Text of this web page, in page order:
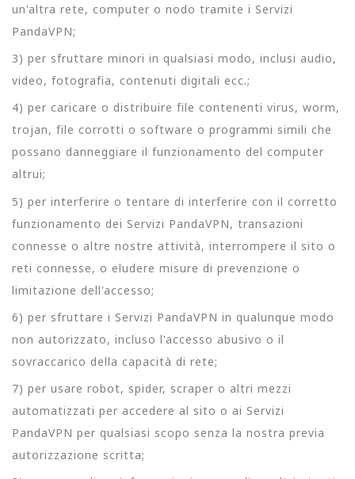
un'altra rete, computer o nodo tramite i Servizi
PandaVPN;
3) per sfruttare minori in qualsiasi modo, inclusi audio,
video, fotografia, contenuti digitali ecc.;
4) per caricare o distribuire file contenenti virus, worm,
trojan, file corrotti o software o programmi simili che
possano danneggiare il funzionamento del computer
altrui;
5) per interferire o tentare di interferire con il corretto
funzionamento dei Servizi PandaVPN, transazioni
connesse o altre nostre attività, interrompere il sito o
reti connesse, o eludere misure di prevenzione o
limitazione dell'accesso;
6) per sfruttare i Servizi PandaVPN in qualunque modo
non autorizzato, incluso l'accesso abusivo o il
sovraccarico della capacità di rete;
7) per usare robot, spider, scraper o altri mezzi
automatizzati per accedere al sito o ai Servizi
PandaVPN per qualsiasi scopo senza la nostra previa
autorizzazione scritta;